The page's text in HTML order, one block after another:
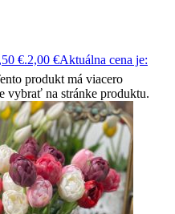
€.2,00 €Aktuálna cena je:
produkt má viacero
vybrať na stránke produktu.